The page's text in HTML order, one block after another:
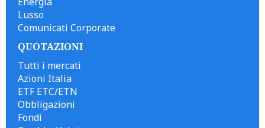
Lusso
Comunicati Corporate
QUOTAZIONI
Tutti i mercati
Azioni Italia
ETF ETC/ETN
Obbligazioni
Fondi